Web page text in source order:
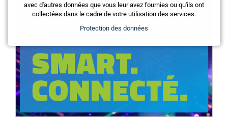
avec d'autres données que vous leur avez fournies ou qu'ils ont
collectées dans le cadre de votre utilisation des services.
Protection des données